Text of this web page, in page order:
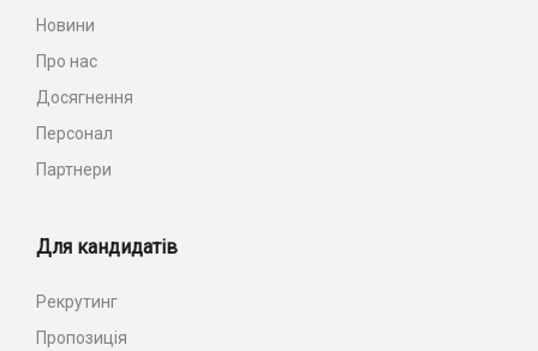
Новини
Про нас
Досягнення
Персонал
Партнери
Для кандидатів
Рекрутинг
Пропозиція